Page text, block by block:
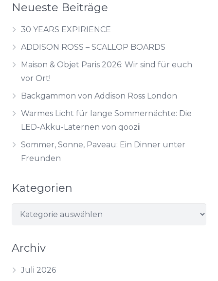
Neueste Beiträge
30 YEARS EXPIRIENCE
ADDISON ROSS – SCALLOP BOARDS
Maison & Objet Paris 2026: Wir sind für euch
vor Ort!
Backgammon von Addison Ross London
Warmes Licht für lange Sommernächte: Die
LED-Akku-Laternen von qoozii
Sommer, Sonne, Paveau: Ein Dinner unter
Freunden
Kategorien
Kategorien
Archiv
Juli 2026